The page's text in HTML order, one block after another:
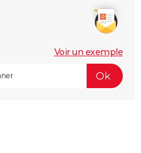
Voir un exemple